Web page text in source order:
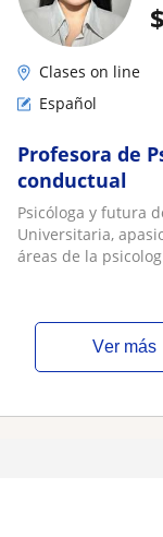
$
Clases on line
Español
Profesora de
conductual
Psicóloga y futura
Universitaria,
áreas de la
ver más